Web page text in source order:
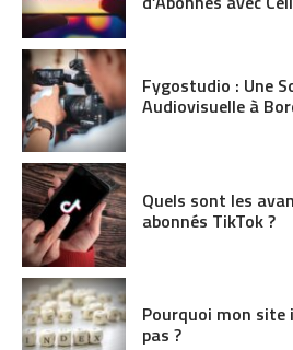
Fygostudio : Une
Audiovisuelle à
Quels sont les
abonnés TikTok ?
Pourquoi mon site
pas ?